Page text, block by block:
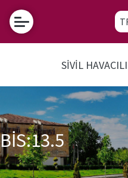
Tanınan
Okul Sınav
Komisyonu
Sık
Sorulan
Sorular
SİVİL
BİS:13.5